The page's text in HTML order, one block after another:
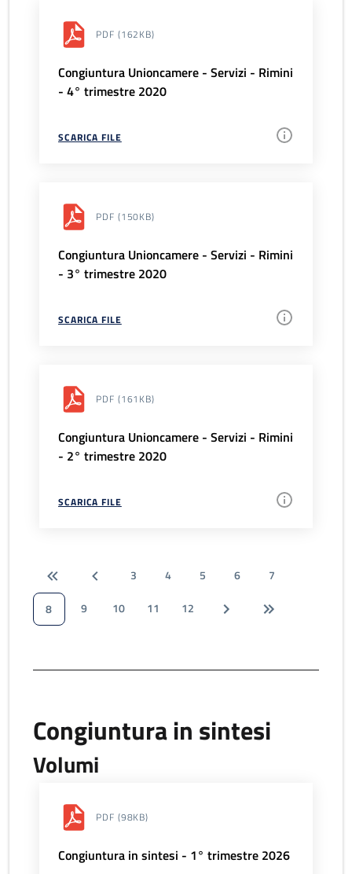
PDF (162KB)
Congiuntura Unioncamere - Servizi - Rimini
- 4° trimestre 2020
SCARICA FILE
PDF (150KB)
Congiuntura Unioncamere - Servizi - Rimini
- 3° trimestre 2020
SCARICA FILE
PDF (161KB)
Congiuntura Unioncamere - Servizi - Rimini
- 2° trimestre 2020
SCARICA FILE
3 4 5 6
7
8
9 10 11 12
Congiuntura in sintesi
Volumi
PDF (98KB)
Congiuntura in sintesi - 1° trimestre 2026